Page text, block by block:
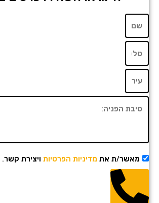
מאשר/ת את מדיניות הפרטיות ויצירת קשר.